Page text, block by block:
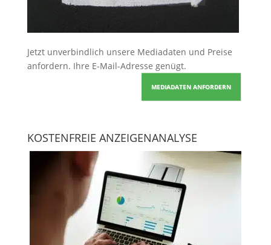
Jetzt unverbindlich unsere Mediadaten und Preise
anfordern. Ihre E-Mail-Adresse genügt.
MEDIADATEN ANFORDERN
KOSTENFREIE ANZEIGENANALYSE